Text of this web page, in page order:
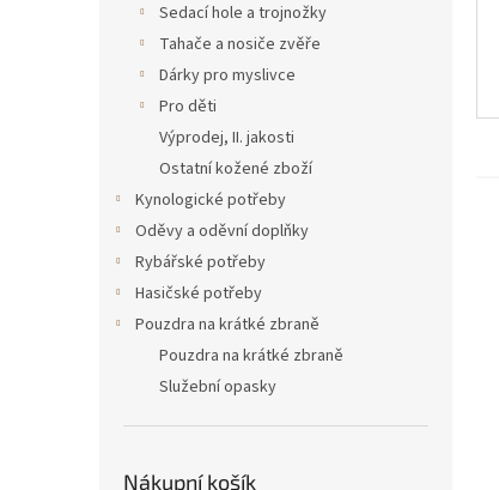
Sedací hole a trojnožky
Tahače a nosiče zvěře
Dárky pro myslivce
Pro děti
Výprodej, II. jakosti
Ostatní kožené zboží
Kynologické potřeby
Oděvy a oděvní doplňky
Rybářské potřeby
Hasičské potřeby
Pouzdra na krátké zbraně
Pouzdra na krátké zbraně
Služební opasky
Nákupní košík